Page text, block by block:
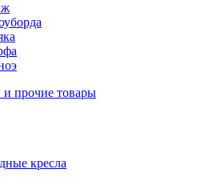
прочие товары
кресла